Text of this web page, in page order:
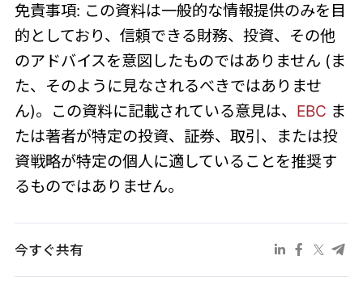
免責事項: この資料は一般的な情報提供のみを目
的としており、信頼できる財務、投資、その他
のアドバイスを意図したものではありません (ま
た、そのように見なされるべきではありませ
ん)。この資料に記載されている意見は、 EBC ま
たは著者が特定の投資、証券、取引、または投
資戦略が特定の個人に適していることを推奨す
るものではありません。
今すぐ共有